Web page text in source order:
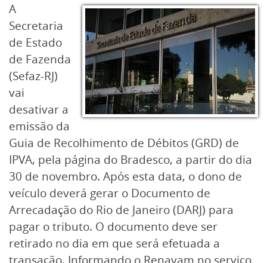
A
Secretaria
de Estado
de Fazenda
(Sefaz-RJ)
vai
desativar a
emissão da
Guia de Recolhimento de Débitos (GRD) de
IPVA, pela página do Bradesco, a partir do dia
30 de novembro. Após esta data, o dono de
veículo deverá gerar o Documento de
Arrecadação do Rio de Janeiro (DARJ) para
pagar o tributo. O documento deve ser
retirado no dia em que será efetuada a
transação. Informando o Renavam no serviço